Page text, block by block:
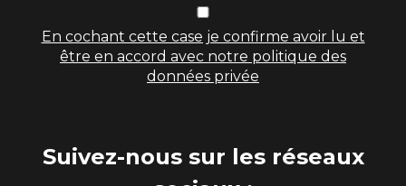
En cochant cette case je confirme avoir lu et
être en accord avec notre politique des
données privée
Suivez-nous sur les réseaux